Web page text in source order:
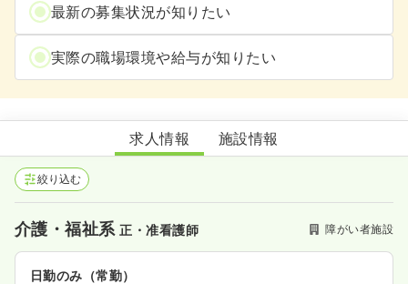
最新の募集状況が知りたい
実際の職場環境や給与が知りたい
八太郎山療護園
求人情報 施設情報
絞り込む
介護・福祉系正・准看護師 障がい者施設
日勤のみ（常勤）